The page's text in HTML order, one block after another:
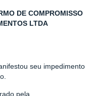
DE COMPROMISSO
LTDA
seu impedimento
pela